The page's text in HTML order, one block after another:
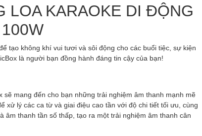
LOA KARAOKE DI ĐỘNG
tạo không khí vui tươi và sôi động cho các buổi tiệc, sự kiện
là người bạn đồng hành đáng tin cậy của bạn!
mang đến cho bạn những trải nghiệm âm thanh mạnh mẽ
xử lý các ca từ và giai điệu cao tần với độ chi tiết tối ưu, cùng
âm thanh tần số thấp, tạo ra một trải nghiệm âm thanh cân